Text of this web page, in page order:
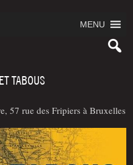
MENU
TABOUS
57 rue des Fripiers à Bruxelles